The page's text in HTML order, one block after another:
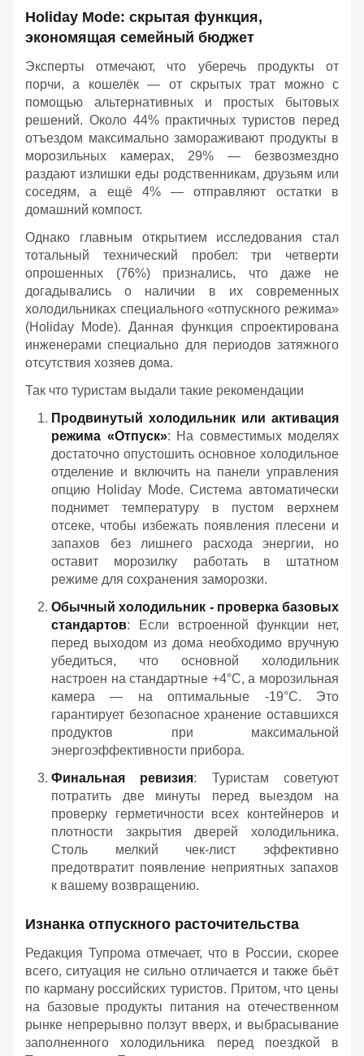
Holiday Mode: скрытая функция,
экономящая семейный бюджет
Эксперты отмечают, что уберечь продукты от
порчи, а кошелёк — от скрытых трат можно с
помощью альтернативных и простых бытовых
решений. Около 44% практичных туристов перед
отъездом максимально замораживают продукты в
морозильных камерах, 29% — безвозмездно
раздают излишки еды родственникам, друзьям или
соседям, а ещё 4% — отправляют остатки в
домашний компост.
Однако главным открытием исследования стал
тотальный технический пробел: три четверти
опрошенных (76%) признались, что даже не
догадывались о наличии в их современных
холодильниках специального «отпускного режима»
(Holiday Mode). Данная функция спроектирована
инженерами специально для периодов затяжного
отсутствия хозяев дома.
Так что туристам выдали такие рекомендации
Продвинутый холодильник или активация
режима «Отпуск»: На совместимых моделях
достаточно опустошить основное холодильное
отделение и включить на панели управления
опцию Holiday Mode. Система автоматически
поднимет температуру в пустом верхнем
отсеке, чтобы избежать появления плесени и
запахов без лишнего расхода энергии, но
оставит морозилку работать в штатном
режиме для сохранения заморозки.
Обычный холодильник - проверка базовых
стандартов: Если встроенной функции нет,
перед выходом из дома необходимо вручную
убедиться, что основной холодильник
настроен на стандартные +4°C, а морозильная
камера — на оптимальные -19°C. Это
гарантирует безопасное хранение оставшихся
продуктов при максимальной
энергоэффективности прибора.
Финальная ревизия: Туристам советуют
потратить две минуты перед выездом на
проверку герметичности всех контейнеров и
плотности закрытия дверей холодильника.
Столь мелкий чек-лист эффективно
предотвратит появление неприятных запахов
к вашему возвращению.
Изнанка отпускного расточительства
Редакция Тупрома отмечает, что в России, скорее
всего, ситуация не сильно отличается и также бьёт
по карману российских туристов. Притом, что цены
на базовые продукты питания на отечественном
рынке непрерывно ползут вверх, и выбрасывание
заполненного холодильника перед поездкой в